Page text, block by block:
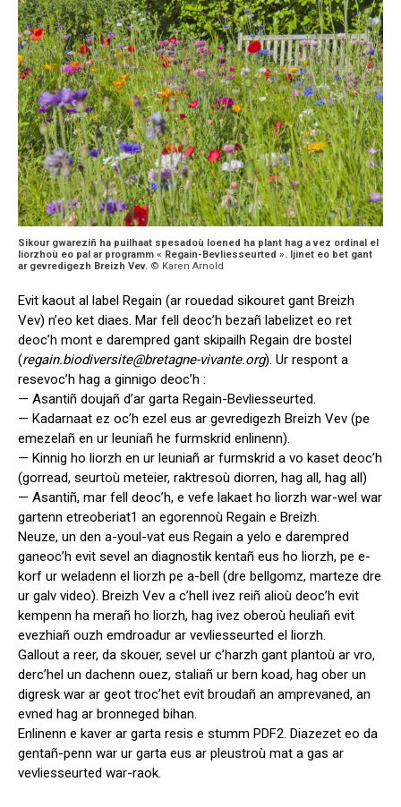
Sikour gwareziñ ha puilhaat spesadoù loened ha plant hag a vez ordinal el
liorzhoù eo pal ar programm « Regain-Bevliesseurted ». Ijinet eo bet gant
ar gevredigezh Breizh Vev. © Karen Arnold
Evit kaout al label Regain (ar rouedad sikouret gant Breizh
Vev) n’eo ket diaes. Mar fell deoc’h bezañ labelizet eo ret
deoc’h mont e darempred gant skipailh Regain dre bostel
(regain.biodiversite@bretagne-vivante.org). Ur respont a
resevoc’h hag a ginnigo deoc’h :
— Asantiñ doujañ d’ar garta Regain-Bevliesseurted.
— Kadarnaat ez oc’h ezel eus ar gevredigezh Breizh Vev (pe
emezelañ en ur leuniañ he furmskrid enlinenn).
— Kinnig ho liorzh en ur leuniañ ar furmskrid a vo kaset deoc’h
(gorread, seurtoù meteier, raktresoù diorren, hag all, hag all)
— Asantiñ, mar fell deoc’h, e vefe lakaet ho liorzh war-wel war
gartenn etreoberiat1 an egorennoù Regain e Breizh.
Neuze, un den a-youl-vat eus Regain a yelo e darempred
ganeoc’h evit sevel an diagnostik kentañ eus ho liorzh, pe e-
korf ur weladenn el liorzh pe a-bell (dre bellgomz, marteze dre
ur galv video). Breizh Vev a c’hell ivez reiñ alioù deoc’h evit
kempenn ha merañ ho liorzh, hag ivez oberoù heuliañ evit
evezhiañ ouzh emdroadur ar vevliesseurted el liorzh.
Gallout a reer, da skouer, sevel ur c’harzh gant plantoù ar vro,
derc’hel un dachenn ouez, staliañ ur bern koad, hag ober un
digresk war ar geot troc’het evit broudañ an amprevaned, an
evned hag ar bronneged bihan.
Enlinenn e kaver ar garta resis e stumm PDF2. Diazezet eo da
gentañ-penn war ur garta eus ar pleustroù mat a gas ar
vevliesseurted war-raok.